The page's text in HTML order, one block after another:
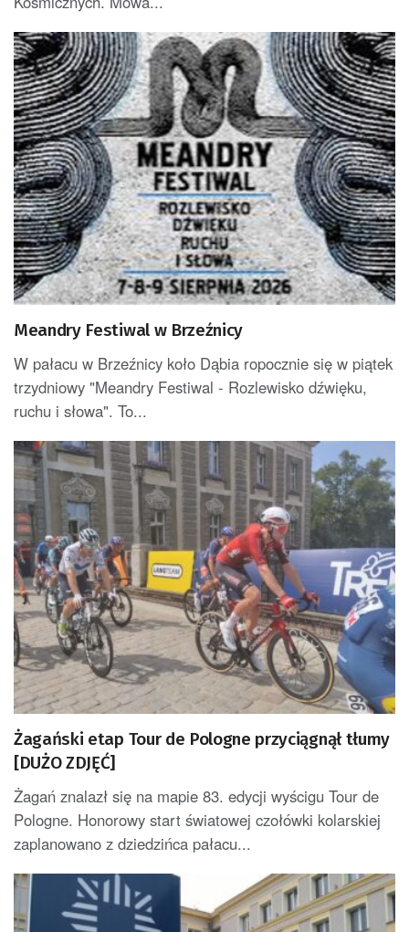
Meandry Festiwal w Brzeźnicy
W pałacu w Brzeźnicy koło Dąbia ropocznie się w piątek
trzydniowy "Meandry Festiwal - Rozlewisko dźwięku,
ruchu i słowa". To...
Żagański etap Tour de Pologne przyciągnął tłumy
[DUŻO ZDJĘĆ]
Żagań znalazł się na mapie 83. edycji wyścigu Tour de
Pologne. Honorowy start światowej czołówki kolarskiej
zaplanowano z dziedzińca pałacu...